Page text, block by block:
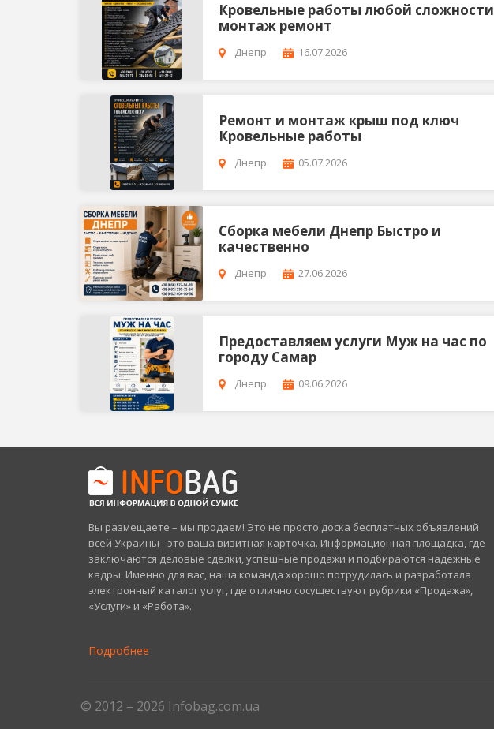
Кровельные работы любой сложности
монтаж ремонт
Днепр 16.07.2026
Ремонт и монтаж крыш под ключ
Кровельные работы
Днепр 05.07.2026
Сбopка мебели Днепр Быcтро и
качественно
Днепр 27.06.2026
Предоставляем услуги Муж на час по
городу Самар
Днепр 09.06.2026
Вы размещаете – мы продаем! Это не просто доска бесплатных объявлений
всей Украины - это ваша визитная карточка. Информационная площадка, где
заключаются деловые сделки, успешные продажи и подбираются надежные
кадры. Именно для вас, наша команда хорошо потрудилась и разработала
электронный каталог услуг, где отлично сосуществуют рубрики «Продажа»,
«Услуги» и «Работа».
Подробнее
© 2012 – 2026 Infobag.com.ua